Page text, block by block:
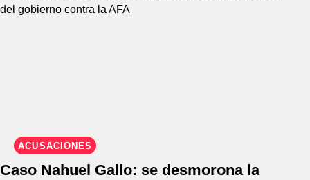
ACUSACIONES
Caso Nahuel Gallo: se desmorona la